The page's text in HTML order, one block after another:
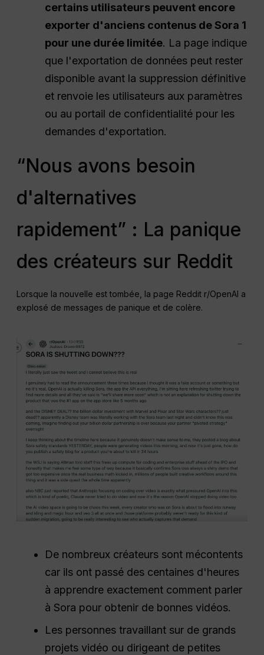
certains utilisateurs peuvent encore
exporter d'anciens contenus de Sora 1
pour une durée limitée. La page indique
que l'exportation de données peut rester
disponible avant la suppression définitive
et renvoie les utilisateurs aux paramètres
ou au portail de confidentialité pour les
demandes d'exportation.
“Nous avons besoin
d'alternatives
rapidement” : La panique
des créateurs sur Reddit
Lorsque la nouvelle est tombée, la page Reddit r/OpenAI a
explosé de messages de panique et de colère.
De nombreux créateurs sont mécontents
car ils ont passé des centaines d'heures
à apprendre exactement comment parler
à Sora pour obtenir de bonnes vidéos.
Les personnes travaillant sur de grands
projets vidéo ou dirigeant de petites